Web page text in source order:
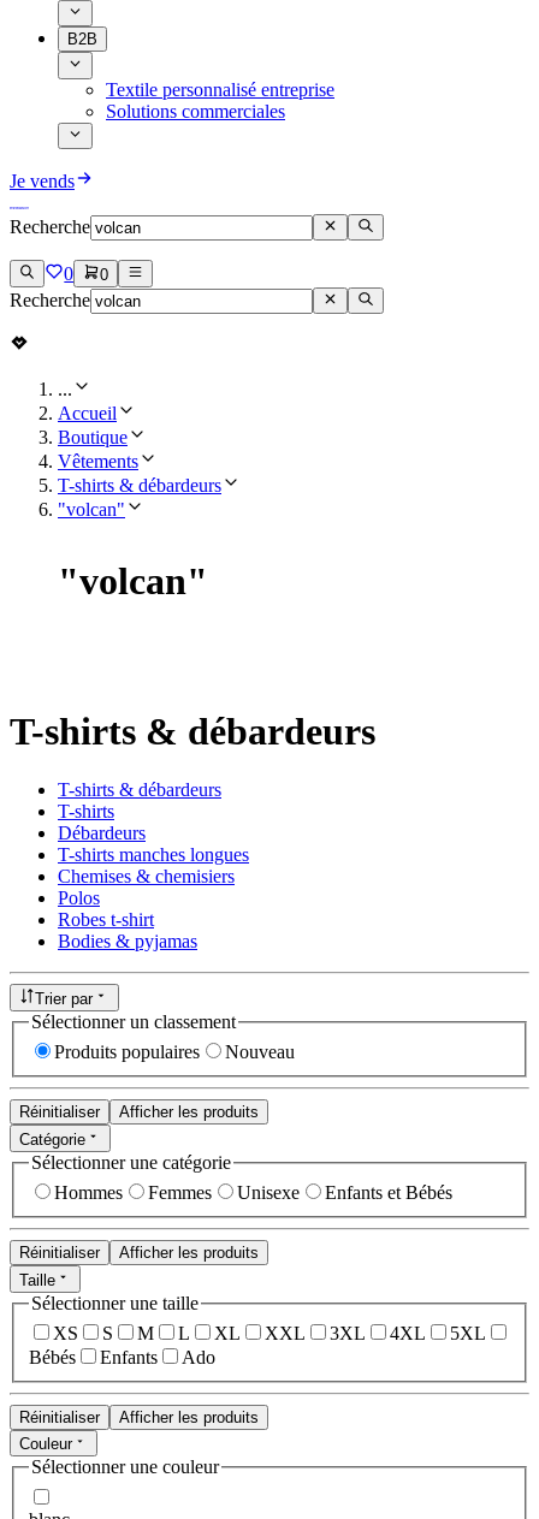
B2B
Textile personnalisé entreprise
Solutions commerciales
Je vends
Recherche
0 0
Recherche
...
Accueil
Boutique
Vêtements
T-shirts & débardeurs
"volcan"
"volcan"
T-shirts & débardeurs
T-shirts & débardeurs
T-shirts
Débardeurs
T-shirts manches longues
Chemises & chemisiers
Polos
Robes t-shirt
Bodies & pyjamas
Trier par
Sélectionner un classement
Produits populaires
Nouveau
Réinitialiser
Afficher les produits
Catégorie
Sélectionner une catégorie
Hommes
Femmes Unisexe Enfants et Bébés
Réinitialiser
Afficher les produits
Taille
Sélectionner une taille
XS
S M L XL XXL 3XL 4XL
5XL
Bébés
Enfants Ado
Réinitialiser
Afficher les produits
Couleur
Sélectionner une couleur